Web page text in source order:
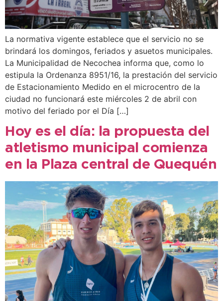
La normativa vigente establece que el servicio no se
brindará los domingos, feriados y asuetos municipales.
La Municipalidad de Necochea informa que, como lo
estipula la Ordenanza 8951/16, la prestación del servicio
de Estacionamiento Medido en el microcentro de la
ciudad no funcionará este miércoles 2 de abril con
motivo del feriado por el Día […]
Hoy es el día: la propuesta del
atletismo municipal comienza
en la Plaza central de Quequén